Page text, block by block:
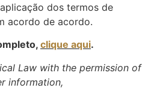
dos termos de
acordo de acordo.
clique aqui.
Law with the permission of
information,